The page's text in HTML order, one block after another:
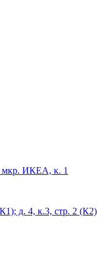
ИКЕА, к. 1
д. 4, к.3, стр. 2 (К2)